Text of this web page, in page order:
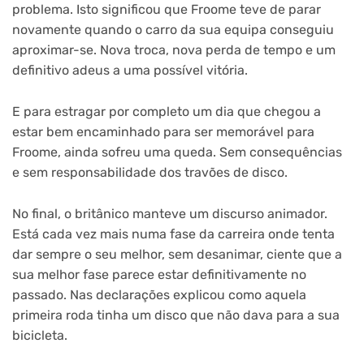
problema. Isto significou que Froome teve de parar
novamente quando o carro da sua equipa conseguiu
aproximar-se. Nova troca, nova perda de tempo e um
definitivo adeus a uma possível vitória.
E para estragar por completo um dia que chegou a
estar bem encaminhado para ser memorável para
Froome, ainda sofreu uma queda. Sem consequências
e sem responsabilidade dos travões de disco.
No final, o britânico manteve um discurso animador.
Está cada vez mais numa fase da carreira onde tenta
dar sempre o seu melhor, sem desanimar, ciente que a
sua melhor fase parece estar definitivamente no
passado. Nas declarações explicou como aquela
primeira roda tinha um disco que não dava para a sua
bicicleta.